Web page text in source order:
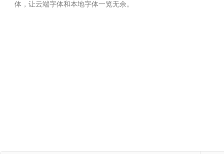
体，让云端字体和本地字体一览无余。